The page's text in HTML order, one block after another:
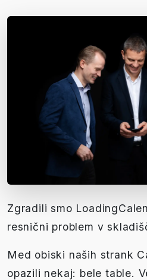
Zgradili smo
resnični problem v
Med obiski naših strank
opazili nekaj: bele table.